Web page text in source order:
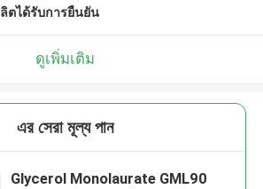
ตได้รับการยืนยัน
ดูเพิ่มเติม
এর সেরা মূল্য পান
Glycerol Monolaurate GML90